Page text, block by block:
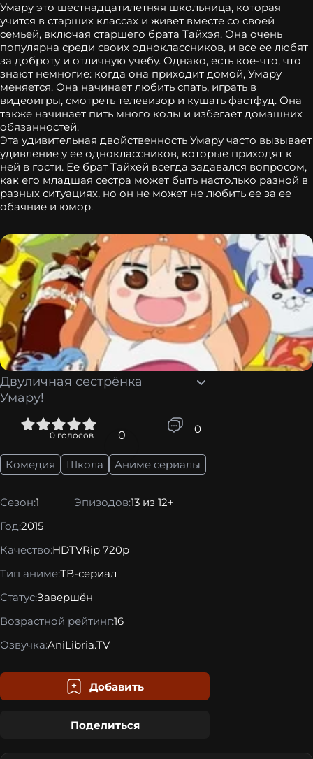
Умару это шестнадцатилетняя школьница, которая
учится в старших классах и живет вместе со своей
семьей, включая старшего брата Тайхэя. Она очень
популярна среди своих одноклассников, и все ее любят
за доброту и отличную учебу. Однако, есть кое-что, что
знают немногие: когда она приходит домой, Умару
меняется. Она начинает любить спать, играть в
видеоигры, смотреть телевизор и кушать фастфуд. Она
также начинает пить много колы и избегает домашних
обязанностей.
Эта удивительная двойственность Умару часто вызывает
удивление у ее одноклассников, которые приходят к
ней в гости. Ее брат Тайхей всегда задавался вопросом,
как его младшая сестра может быть настолько разной в
разных ситуациях, но он не может не любить ее за ее
обаяние и юмор.
Двуличная сестрёнка
Умару!
0 голосов 0 0
Комедия Школа Аниме сериалы
Сезон:1 Эпизодов:13 из 12+
Год:2015
Качество:HDTVRip 720p
Тип аниме:ТВ-сериал
Статус:Завершён
Возрастной рейтинг:16
Озвучка:AniLibria.TV
Добавить
Поделиться